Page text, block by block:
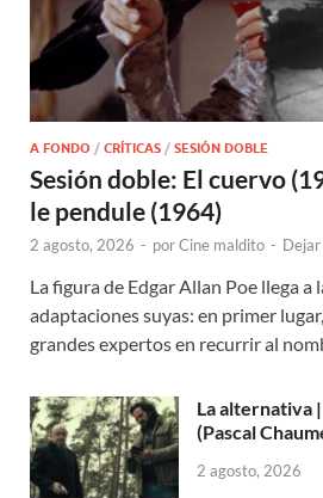
A FONDO / CRÍTICAS / SESIÓN DOBLE
Sesión doble: El cuervo
le pendule (1964)
2 agosto, 2026 - porCine maldito -
La figura de Edgar Allan Poe llega a
adaptaciones suyas: en primer
grandes expertos en recurrir al
La alternativa
(Pascal
2 agosto, 2026